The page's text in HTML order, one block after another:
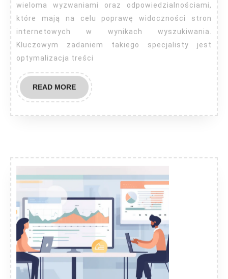
wieloma wyzwaniami oraz odpowiedzialnościami,
które mają na celu poprawę widoczności stron
internetowych w wynikach wyszukiwania.
Kluczowym zadaniem takiego specjalisty jest
optymalizacja treści
READ MOREREAD
MORE